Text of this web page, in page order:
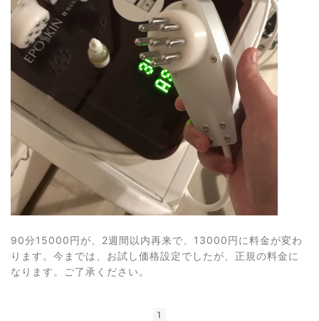
90分15000円が、2週間以内再来で、13000円に料金が変わ
ります。今までは、お試し価格設定でしたが、正規の料金に
なります。ご了承ください。
1